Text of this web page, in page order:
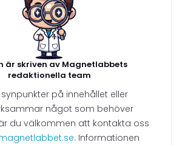
är skriven av Magnetlabbets
redaktionella team
på innehållet eller
något som behöver
du välkommen att kontakta oss
. Informationen